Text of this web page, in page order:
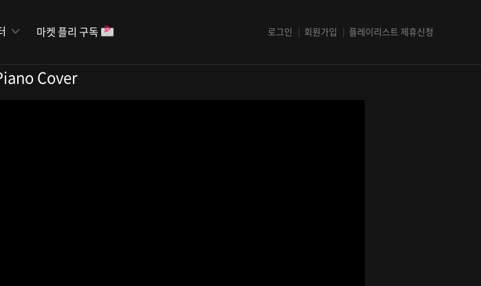
로그인 회원가입 플레이리스트 제휴신청
마켓 플리 구독
Cover